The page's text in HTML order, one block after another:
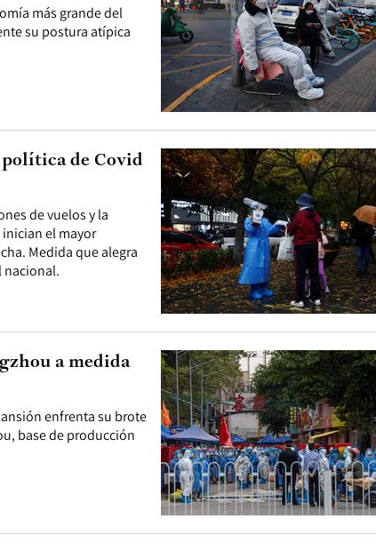
más grande del
su postura atípica
de vuelos y la
el mayor
Medida que alegra
nacional.
política de Covid
enfrenta su brote
base de producción
a medida